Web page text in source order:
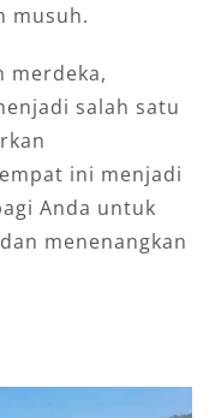
musuh.
merdeka,
salah satu
ini menjadi
Anda untuk
menenangkan